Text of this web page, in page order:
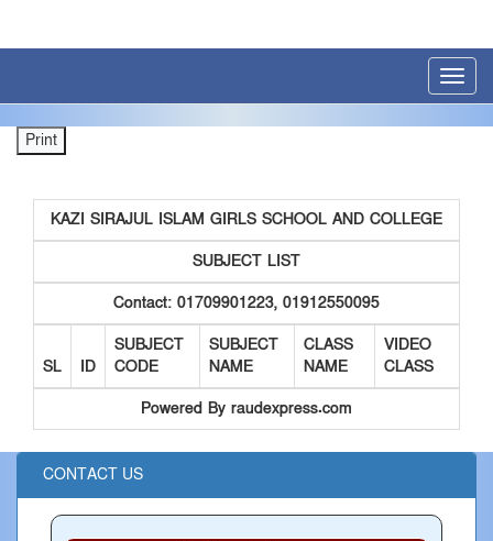
KAZI SIRAJUL ISLAM GIRLS SCHOOL AND COLLEGE
SUBJECT LIST
Contact: 01709901223, 01912550095
SL ID
SUBJECT
CODE
SUBJECT
NAME
CLASS
NAME
VIDEO
CLASS
Powered By raudexpress.com
CONTACT US